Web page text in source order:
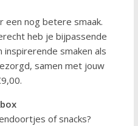
een nog betere smaak.
heb je bijpassende
inspirerende smaken als
samen met jouw
of snacks?